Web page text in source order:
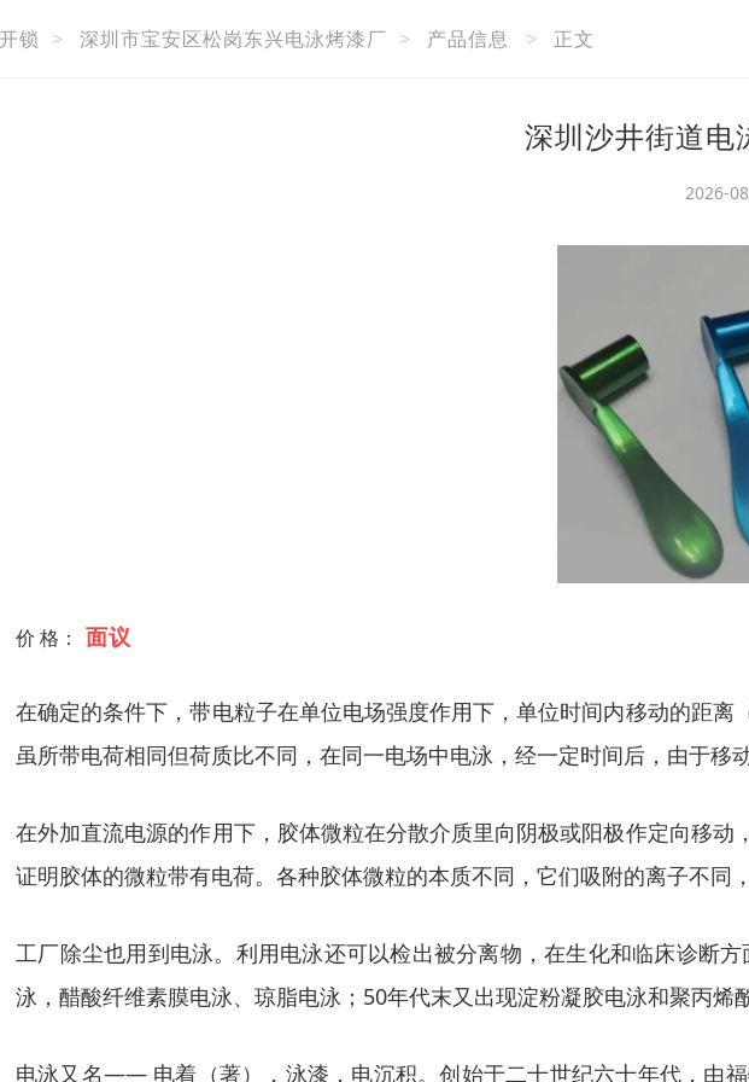
锁 > 深圳市宝安区松岗东兴电泳烤漆厂 > 产品信息 > 正文
深圳沙井街道电
2026-
价 格： 面议
在确定的条件下，带电粒子在单位电场强度作用下，单位时间内移动的距
虽所带电荷相同但荷质比不同，在同一电场中电泳，经一定时间后，由于移
在外加直流电源的作用下，胶体微粒在分散介质里向阴极或阳极作定向移
证明胶体的微粒带有电荷。各种胶体微粒的本质不同，它们吸附的离子不同
工厂除尘也用到电泳。利用电泳还可以检出被分离物，在生化和临床诊断
泳，醋酸纤维素膜电泳、琼脂电泳；50年代末又出现淀粉凝胶电泳和聚丙烯
电泳又名—— 电着（著），泳漆，电沉积。创始于二十世纪六十年代，由